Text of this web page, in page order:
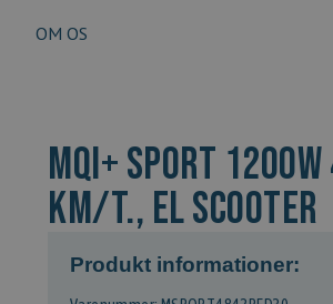
OM OS
MQi+ Sport 1200w
km/t., El scooter
Produkt informationer: